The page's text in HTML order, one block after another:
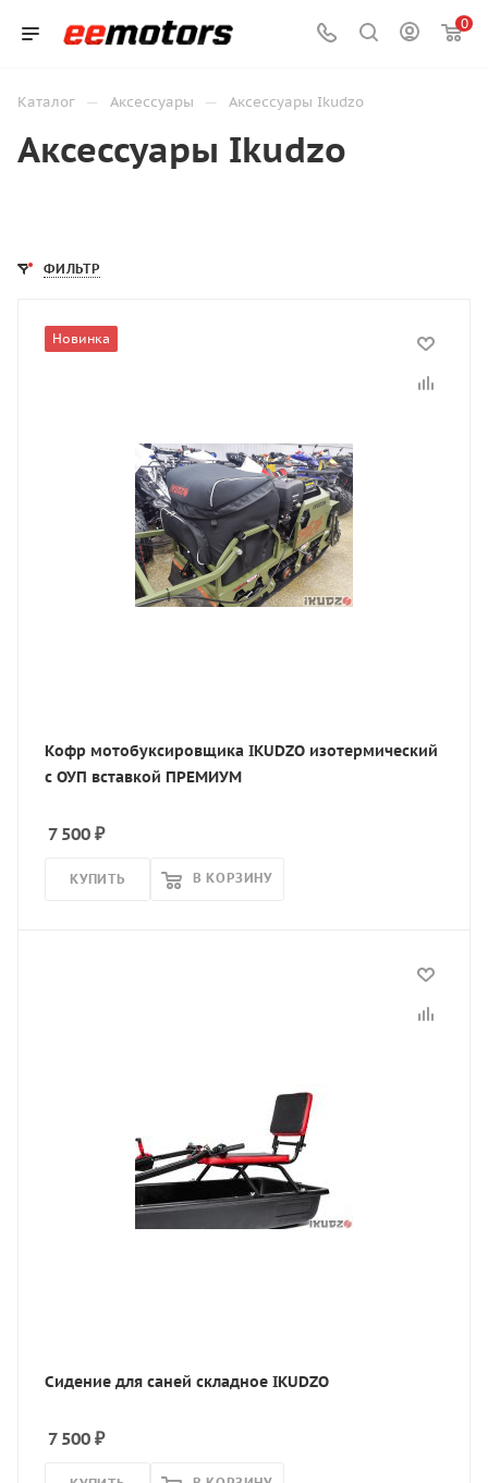
0
Каталог — Аксессуары — Аксессуары Ikudzo
Аксессуары Ikudzo
ФИЛЬТР
Новинка
Кофр мотобуксировщика IKUDZO изотермический
с ОУП вставкой ПРЕМИУМ
7 500 ₽
КУПИТЬ В КОРЗИНУ
Сидение для саней складное IKUDZO
7 500 ₽